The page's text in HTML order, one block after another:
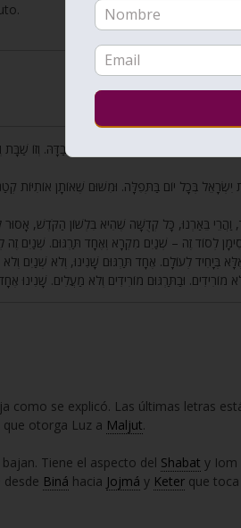
וְלֹא יוֹרְדִים, וְסִימָנְךָ – זוֹ שַׁבָּ»ת לְבַדָּהּ. וְזוֹ
יִשְׂרָאֵל בְּכָל יוֹם בַּתְּפִלָּה. וּמִשּׁוּם שֶׁאוֹתָן אוֹתִיּוֹת
וַהֲרֵי בֵּאַרְנוּ, כָּל קְדֻשָּׁה שֶׁהִיא בִּלְשׁוֹן הַקֹּדֶשׁ,
לְסוֹד זֶה – שְׁנַיִם מִקְרָא וְאֶחָד תַּרְגּוּם. שְׁנַיִם
בְּיָחִיד לְעוֹלָם. אֶחָד תַּרְגּוּם שָׁנִינוּ, וְלֹא שְׁנַיִם
וּבַתַּרְגּוּם מוֹרִידִים וְלֹא מַעֲלִים. שָׁנִינוּ
como se explicó. Las últimas letras
otorga Luz a Maljut.
Tiene el aspecto del Shabat y Iom
Biná hacia Jojmá y Keter que